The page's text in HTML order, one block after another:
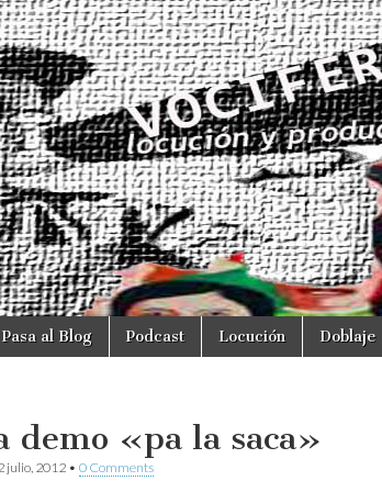
Pasa al Blog Podcast Locución Doblaje
demo «pa la saca»
julio, 2012 • 0 Comments